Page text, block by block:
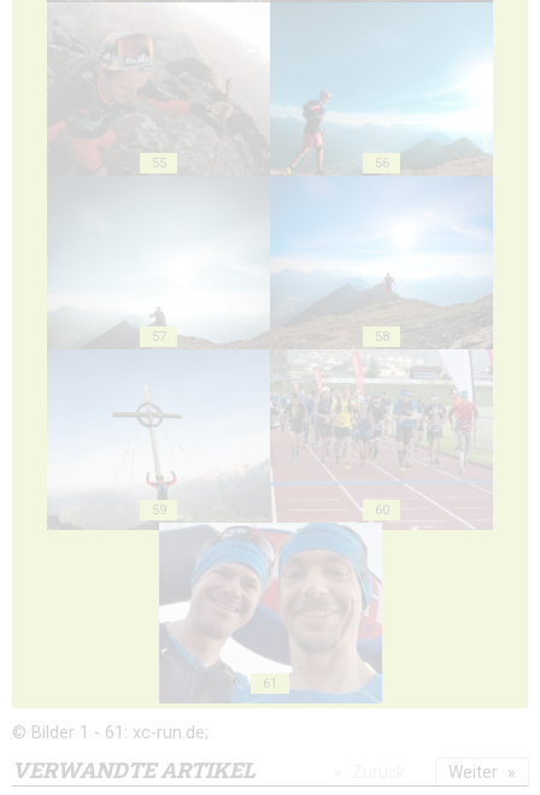
55 56
57 58
59 60
61
© Bilder 1 - 61: xc-run.de;
VERWANDTE ARTIKEL Weiter